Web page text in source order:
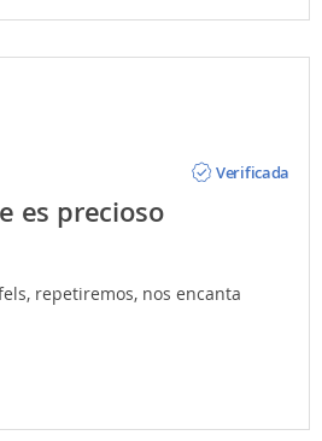
Verificada
es precioso
repetiremos, nos encanta